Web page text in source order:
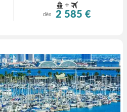
+
dès 2 585 €